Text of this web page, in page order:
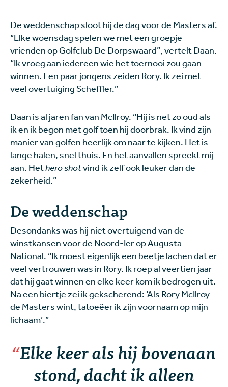
De weddenschap sloot hij de dag voor de Masters af.
“Elke woensdag spelen we met een groepje
vrienden op Golfclub De Dorpswaard”, vertelt Daan.
“Ik vroeg aan iedereen wie het toernooi zou gaan
winnen. Een paar jongens zeiden Rory. Ik zei met
veel overtuiging Scheffler.”
Daan is al jaren fan van McIlroy. “Hij is net zo oud als
ik en ik begon met golf toen hij doorbrak. Ik vind zijn
manier van golfen heerlijk om naar te kijken. Het is
lange halen, snel thuis. En het aanvallen spreekt mij
aan. Hethero shotvind ik zelf ook leuker dan de
zekerheid.”
De weddenschap
Desondanks was hij niet overtuigend van de
winstkansen voor de Noord-Ier op Augusta
National. “Ik moest eigenlijk een beetje lachen dat er
veel vertrouwen was in Rory. Ik roep al veertien jaar
dat hij gaat winnen en elke keer kom ik bedrogen uit.
Na een biertje zei ik gekscherend: ‘Als Rory McIlroy
de Masters wint, tatoeëer ik zijn voornaam op mijn
lichaam’.”
Elke keer als hij bovenaan
stond, dacht ik alleen